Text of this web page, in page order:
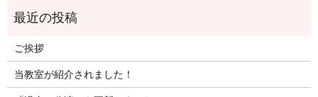
ご挨拶
当教室が紹介されました！